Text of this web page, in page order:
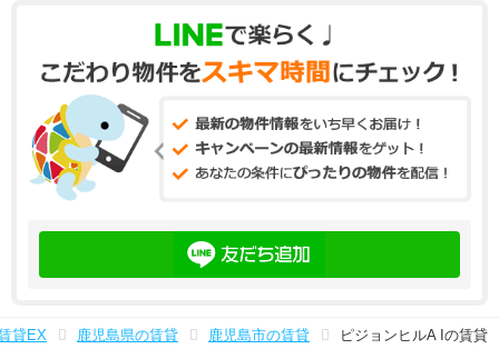
貸EX 鹿児島県の賃貸 鹿児島市の賃貸 ピジョンヒルA Iの賃貸